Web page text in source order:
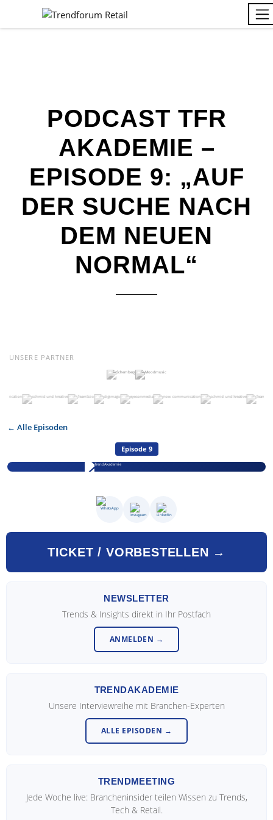
PODCAST TFR
AKADEMIE –
EPISODE 9: „AUF
DER SUCHE NACH
DEM NEUEN
NORMAL“
UNSERE PARTNER
← Alle Episoden
Episode 9
TICKET / VORBESTELLEN →
NEWSLETTER
Trends & Insights direkt in Ihr Postfach
ANMELDEN →
TRENDAKADEMIE
Unsere Interviewreihe mit Branchen-Experten
ALLE EPISODEN →
TRENDMEETING
Jede Woche live: Brancheninsider teilen Wissen zu Trends,
Tech & Retail.